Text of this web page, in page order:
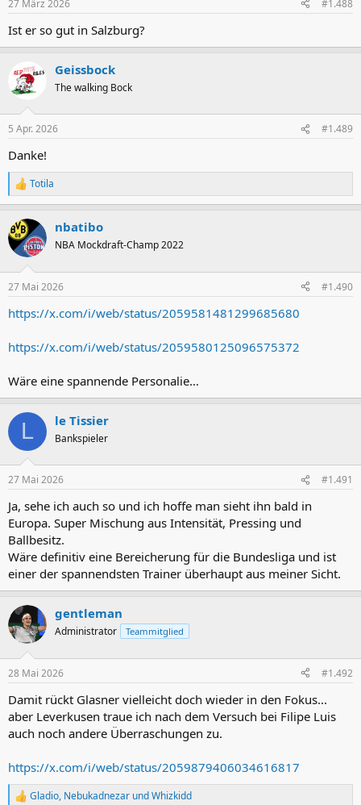
27 März 2026 #1.488
Ist er so gut in Salzburg?
Geissbock
The walking Bock
5 Apr. 2026 #1.489
Danke!
R
e
k
t
i
e
:
Totila
nbatibo
NBA Mockdraft-Champ 2022
27 Mai 2026 #1.490
https://x.com/i/web/status/2059581481299685680
https://x.com/i/web/status/2059580125096575372
Wäre eine spannende Personalie…
L le Tissier
Bankspieler
27 Mai 2026 #1.491
Ja, sehe ich auch so und ich hoffe man sieht ihn bald in
Europa. Super Mischung aus Intensität, Pressing und
Ballbesitz.
Wäre definitiv eine Bereicherung für die Bundesliga und ist
einer der spannendsten Trainer überhaupt aus meiner Sicht.
gentleman
Administrator Teammitglied
28 Mai 2026 #1.492
Damit rückt Glasner vielleicht doch wieder in den Fokus...
aber Leverkusen traue ich nach dem Versuch bei Filipe Luis
auch noch andere Überraschungen zu.
https://x.com/i/web/status/2059879406034616817
R
Gladio, Nebukadnezar undWhizkidd